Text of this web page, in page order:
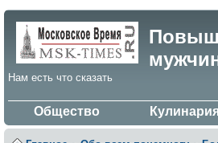
Нам есть что сказать
Общество